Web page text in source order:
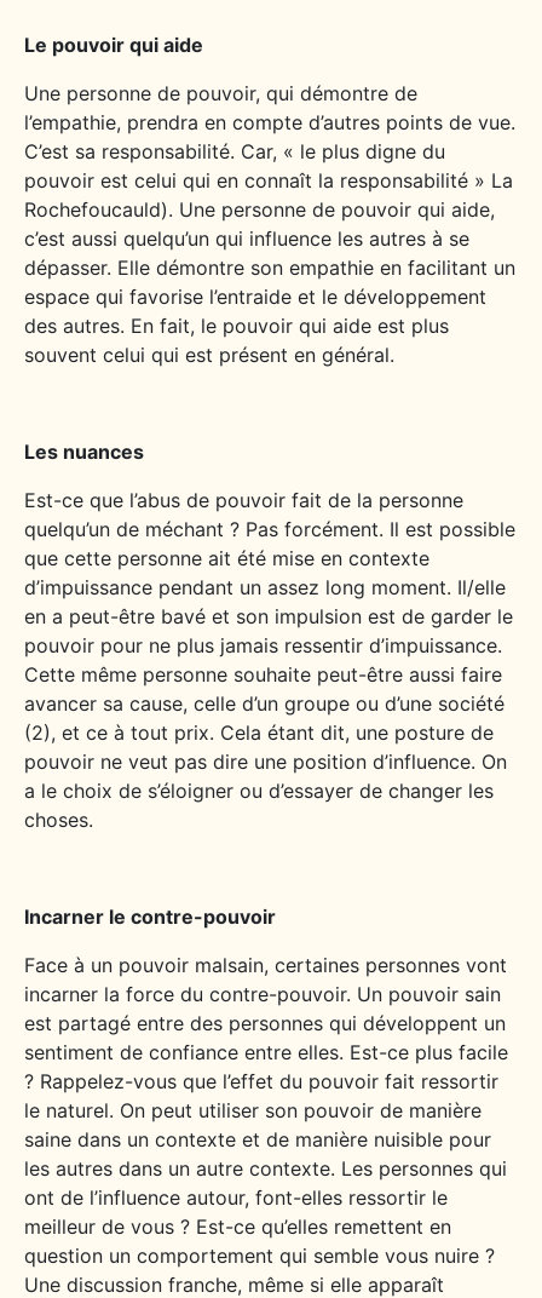
Le pouvoir qui aide
Une personne de pouvoir, qui démontre de
l’empathie, prendra en compte d’autres points de vue.
C’est sa responsabilité. Car, « le plus digne du
pouvoir est celui qui en connaît la responsabilité » La
Rochefoucauld). Une personne de pouvoir qui aide,
c’est aussi quelqu’un qui influence les autres à se
dépasser. Elle démontre son empathie en facilitant un
espace qui favorise l’entraide et le développement
des autres. En fait, le pouvoir qui aide est plus
souvent celui qui est présent en général.
Les nuances
Est-ce que l’abus de pouvoir fait de la personne
quelqu’un de méchant ? Pas forcément. Il est possible
que cette personne ait été mise en contexte
d’impuissance pendant un assez long moment. Il/elle
en a peut-être bavé et son impulsion est de garder le
pouvoir pour ne plus jamais ressentir d’impuissance.
Cette même personne souhaite peut-être aussi faire
avancer sa cause, celle d’un groupe ou d’une société
(2), et ce à tout prix. Cela étant dit, une posture de
pouvoir ne veut pas dire une position d’influence. On
a le choix de s’éloigner ou d’essayer de changer les
choses.
Incarner le contre-pouvoir
Face à un pouvoir malsain, certaines personnes vont
incarner la force du contre-pouvoir. Un pouvoir sain
est partagé entre des personnes qui développent un
sentiment de confiance entre elles. Est-ce plus facile
? Rappelez-vous que l’effet du pouvoir fait ressortir
le naturel. On peut utiliser son pouvoir de manière
saine dans un contexte et de manière nuisible pour
les autres dans un autre contexte. Les personnes qui
ont de l’influence autour, font-elles ressortir le
meilleur de vous ? Est-ce qu’elles remettent en
question un comportement qui semble vous nuire ?
Une discussion franche, même si elle apparaît